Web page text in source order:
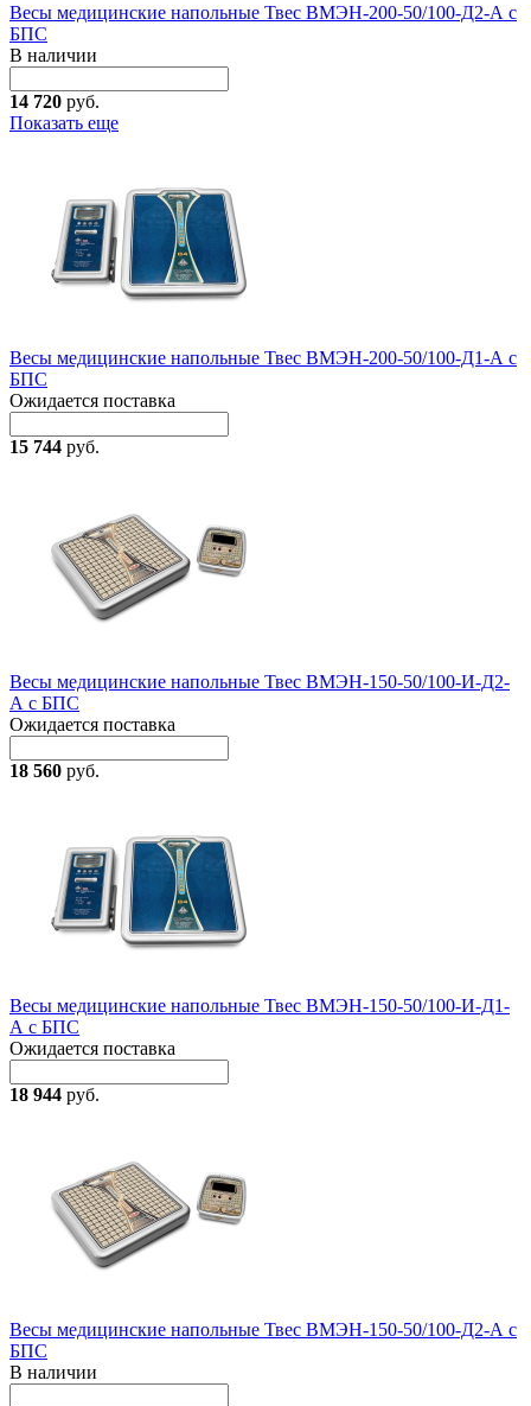
Весы медицинские напольные Твес ВМЭН-200-50/100-Д2-А с
БПС
В наличии
14 720 руб.
Показать еще
Весы медицинские напольные Твес ВМЭН-200-50/100-Д1-А с
БПС
Ожидается поставка
15 744 руб.
Весы медицинские напольные Твес ВМЭН-150-50/100-И-Д2-
А с БПС
Ожидается поставка
18 560 руб.
Весы медицинские напольные Твес ВМЭН-150-50/100-И-Д1-
А с БПС
Ожидается поставка
18 944 руб.
Весы медицинские напольные Твес ВМЭН-150-50/100-Д2-А с
БПС
В наличии